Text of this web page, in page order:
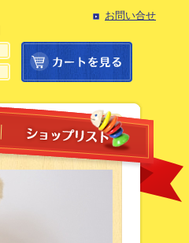
お問い合せ